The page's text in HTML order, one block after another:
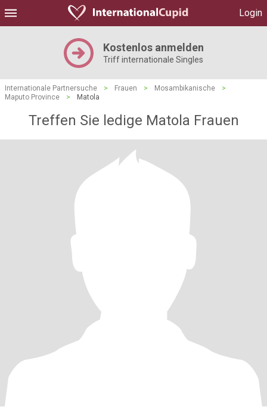
Login
Kostenlos anmelden
Triff internationale Singles
Internationale Partnersuche > Frauen > Mosambikanische
>
Maputo Province
> Matola
Treffen Sie ledige Matola Frauen